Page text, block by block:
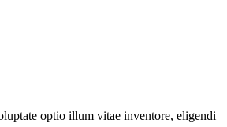
optio illum vitae inventore, eligendi